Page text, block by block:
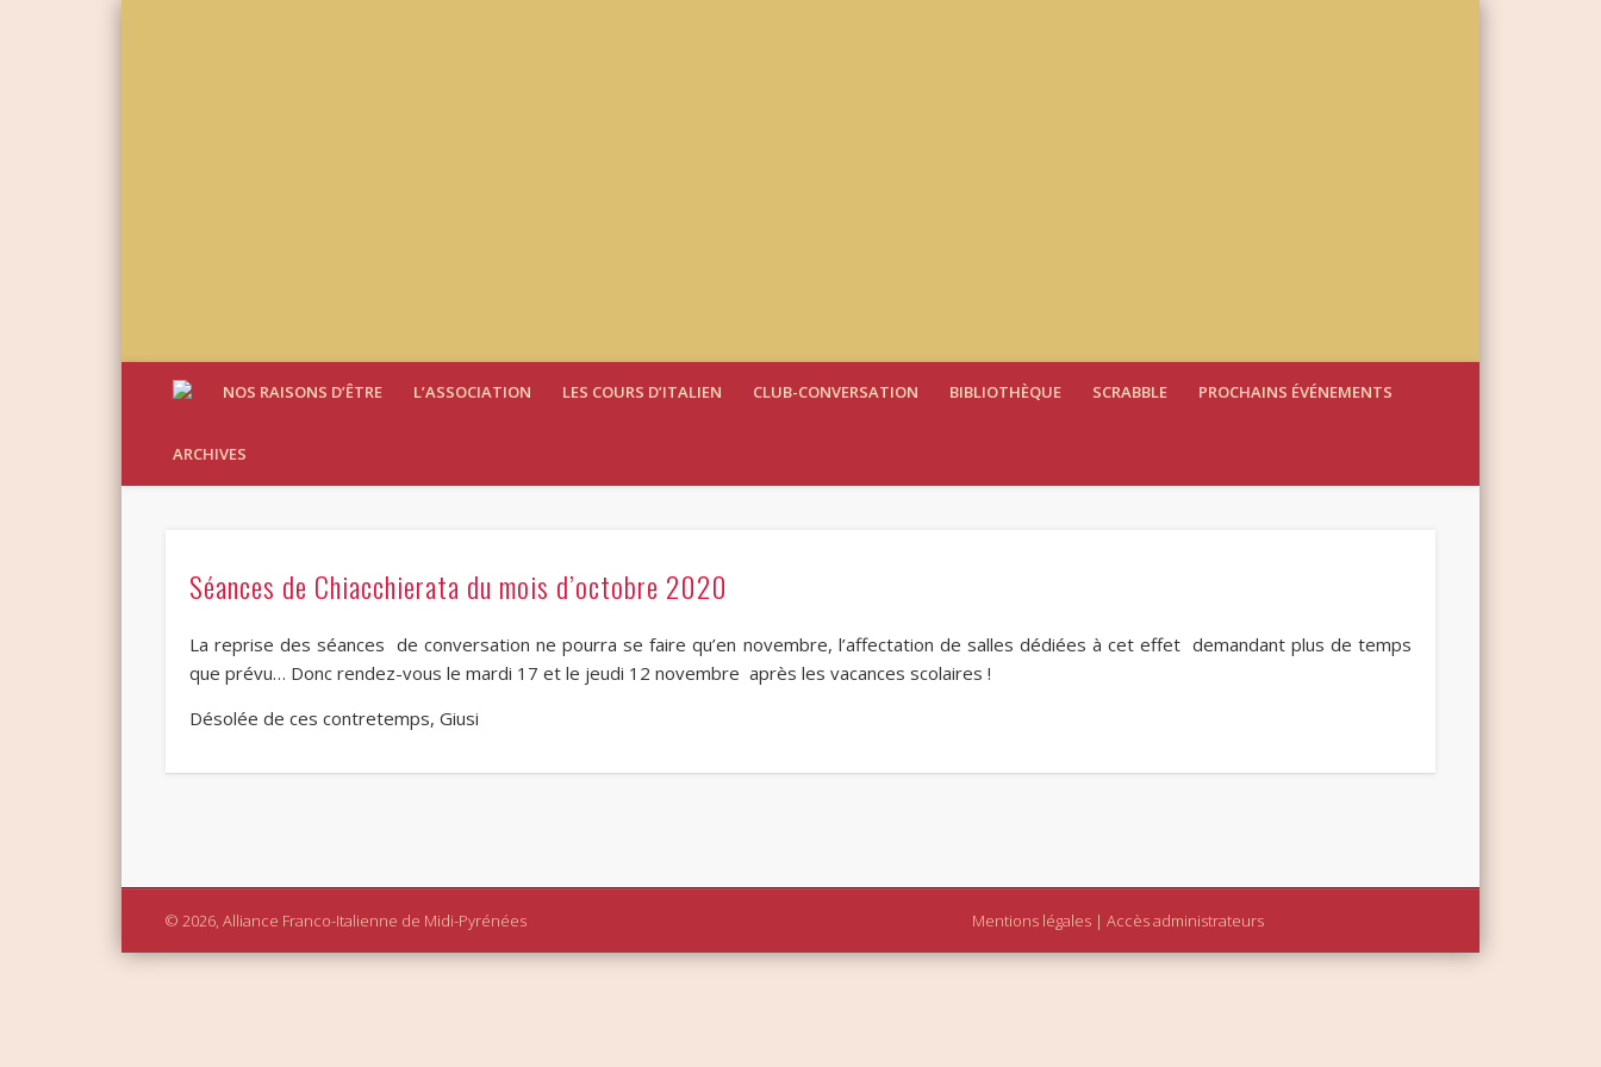
NOS RAISONS D’ÊTRE L’ASSOCIATION LES COURS D’ITALIEN CLUB-CONVERSATION BIBLIOTHÈQUE SCRABBLE PROCHAINS ÉVÉNEMENTS
ARCHIVES
Séances de Chiacchierata du mois d’octobre 2020
La reprise des séances de conversation ne pourra se faire qu’en novembre, l’affectation de salles dédiées à cet effet demandant plus de temps
que prévu… Donc rendez-vous le mardi 17 et le jeudi 12 novembre après les vacances scolaires !
Désolée de ces contretemps, Giusi
© 2026, Alliance Franco-Italienne de Midi-Pyrénées Mentions légales| Accès administrateurs